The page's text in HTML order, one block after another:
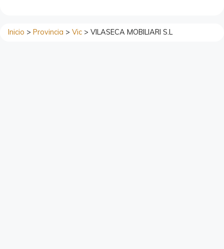
Inicio > Provincia > Vic > VILASECA MOBILIARI S.L